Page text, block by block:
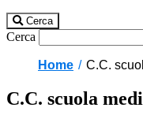
Cerca
Cerca
Home C.C.
C.C. scuola